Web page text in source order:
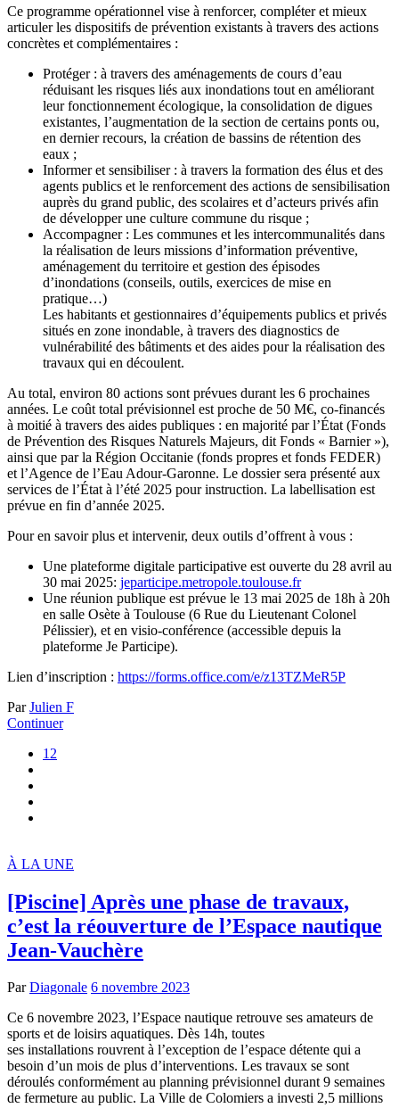
Ce programme opérationnel vise à renforcer, compléter et mieux
articuler les dispositifs de prévention existants à travers des actions
concrètes et complémentaires :
Protéger : à travers des aménagements de cours d’eau
réduisant les risques liés aux inondations tout en améliorant
leur fonctionnement écologique, la consolidation de digues
existantes, l’augmentation de la section de certains ponts ou,
en dernier recours, la création de bassins de rétention des
eaux ;
Informer et sensibiliser : à travers la formation des élus et des
agents publics et le renforcement des actions de sensibilisation
auprès du grand public, des scolaires et d’acteurs privés afin
de développer une culture commune du risque ;
Accompagner : Les communes et les intercommunalités dans
la réalisation de leurs missions d’information préventive,
aménagement du territoire et gestion des épisodes
d’inondations (conseils, outils, exercices de mise en
pratique…)
Les habitants et gestionnaires d’équipements publics et privés
situés en zone inondable, à travers des diagnostics de
vulnérabilité des bâtiments et des aides pour la réalisation des
travaux qui en découlent.
Au total, environ 80 actions sont prévues durant les 6 prochaines
années. Le coût total prévisionnel est proche de 50 M€, co-financés
à moitié à travers des aides publiques : en majorité par l’État (Fonds
de Prévention des Risques Naturels Majeurs, dit Fonds « Barnier »),
ainsi que par la Région Occitanie (fonds propres et fonds FEDER)
et l’Agence de l’Eau Adour-Garonne. Le dossier sera présenté aux
services de l’État à l’été 2025 pour instruction. La labellisation est
prévue en fin d’année 2025.
Pour en savoir plus et intervenir, deux outils d’offrent à vous :
Une plateforme digitale participative est ouverte du 28 avril au
30 mai 2025: jeparticipe.metropole.toulouse.fr
Une réunion publique est prévue le 13 mai 2025 de 18h à 20h
en salle Osète à Toulouse (6 Rue du Lieutenant Colonel
Pélissier), et en visio-conférence (accessible depuis la
plateforme Je Participe).
Lien d’inscription : https://forms.office.com/e/z13TZMeR5P
ParJulien F
Continuer
12
À LA UNE
[Piscine] Après une phase de travaux,
c’est la réouverture de l’Espace nautique
Jean-Vauchère
Par Diagonale 6 novembre 2023
Ce 6 novembre 2023, l’Espace nautique retrouve ses amateurs de
sports et de loisirs aquatiques. Dès 14h, toutes
ses installations rouvrent à l’exception de l’espace détente qui a
besoin d’un mois de plus d’interventions. Les travaux se sont
déroulés conformément au planning prévisionnel durant 9 semaines
de fermeture au public. La Ville de Colomiers a investi 2,5 millions